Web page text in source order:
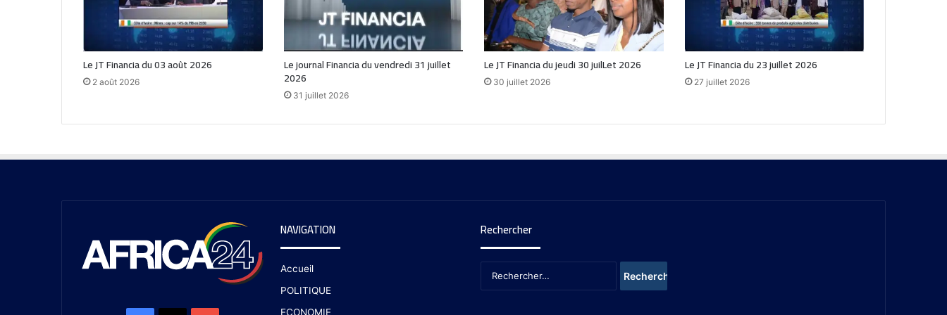
Le JT Financia du 03 août 2026
2 août 2026
Le journal Financia du vendredi 31 juillet
2026
31 juillet 2026
Le JT Financia du jeudi 30 juilLet 2026
30 juillet 2026
Le JT Financia du 23 juillet 2026
27 juillet 2026
NAVIGATION
Accueil
POLITIQUE
ECONOMIE
Rechercher